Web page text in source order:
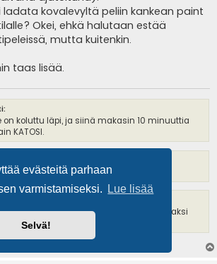
evästeitä parhaan
varmistamiseksi.
Lue lisää
Selvä!
ladata kovalevyltä peliin kankean paint
Okei, ehkä halutaan estää
mutta kuitenkin.
taas lisää.
on koluttu läpi, ja siinä makasin 10 minuuttia
KATOSI.
Wrestlemanian pääottelussa?
hieno hetki, kun Porin torilla kaksi
tuli pummimaan tupakkaa.